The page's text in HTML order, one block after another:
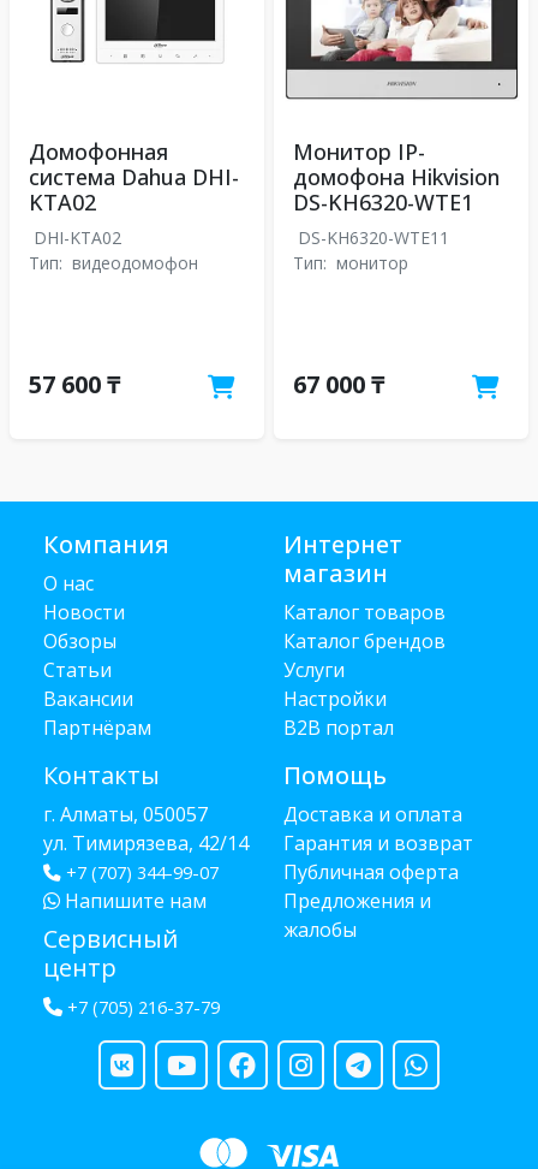
Домофонная
система Dahua DHI-
KTA02
DHI-KTA02
Тип: видеодомофон
57 600 ₸
Монитор IP-
домофона Hikvision
DS-KH6320-WTE1
DS-KH6320-WTE11
Тип: монитор
67 000 ₸
Компания
О нас
Новости
Обзоры
Статьи
Вакансии
Партнёрам
Контакты
г. Алматы, 050057
ул. Тимирязева, 42/14
+7 (707) 344-99-07
Напишите нам
Сервисный
центр
+7 (705) 216-37-79
Интернет
магазин
Каталог товаров
Каталог брендов
Услуги
Настройки
B2B портал
Помощь
Доставка и оплата
Гарантия и возврат
Публичная оферта
Предложения и
жалобы